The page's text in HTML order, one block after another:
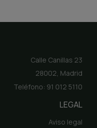
Calle Canillas 23
28002, Madrid
Teléfono: 91 012 5110
LEGAL
Aviso legal